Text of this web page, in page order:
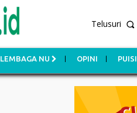
Telusuri
LEMBAGA NU OPINI PUISI